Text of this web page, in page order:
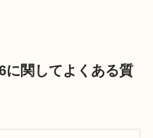
に関してよくある質